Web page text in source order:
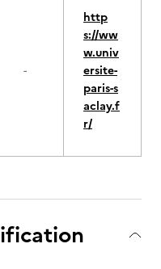
-
http
s://ww
w.univ
ersite-
paris-s
aclay.f
r/